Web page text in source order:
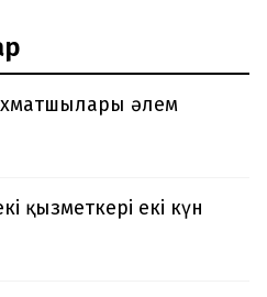
әлем
қызметкері екі күн